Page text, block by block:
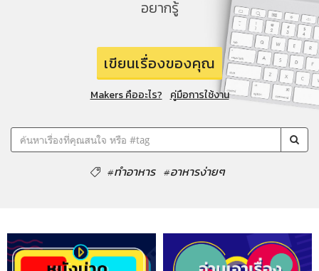
อยากรู้
เขียนเรื่องของคุณ
Makers คืออะไร? คู่มือการใช้งาน
#ทำอาหาร #อาหารง่ายๆ